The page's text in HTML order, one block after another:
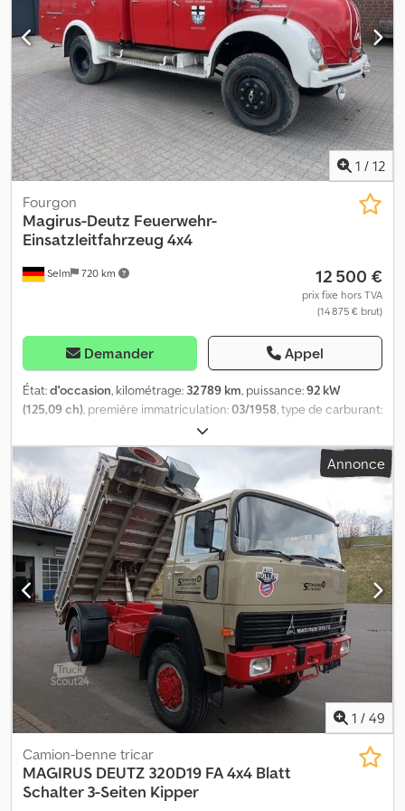
1 / 12
Selm 720 km
Fourgon
Magirus-Deutz Feuerwehr-
Einsatzleitfahrzeug 4x4
12 500 €
prix fixe hors TVA
(14 875 € brut)
Demander Appel
État:d'occasion, kilométrage: 32 789 km, puissance:92 kW
(125,09 ch), première immatriculation:03/1958, type de carburant:
, poids maximal de charge:
poids total:9 300 kg, configuration d'essieux:4x4, empattement:
3 680 mm
, freins:frein moteur, couleur:
conducteur:cabine courte, type d'engrenage:mécanique,
suspension:acier, nombre de sièges:7, longueur totale:
mm, Équipement:transmission intégrale
, Offre sans engagement.
Sous réserve de modifications et de vente préalable. La vente
s'effectue sans aucune garantie. Toutes les informations sont
données sans garantie ! Chsdpswm Nudofx Aayja
Annonce
1 / 49
Camion-benne tricar
MAGIRUS DEUTZ 320D19 FA 4x4 Blatt
Schalter 3-Seiten Kipper